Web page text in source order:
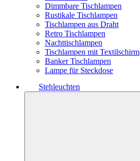
Dimmbare Tischlampen
Rustikale Tischlampen
Tischlampen aus Draht
Retro Tischlampen
Nachttischlampen
Tischlampen mit Textilschirm
Banker Tischlampen
Lampe für Steckdose
Stehleuchten